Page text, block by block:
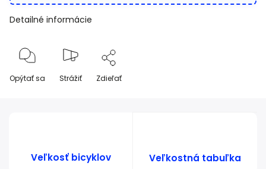
Detailné informácie
Opýtať sa Strážiť Zdieľať
Veľkosť bicyklov Veľkostná tabuľka